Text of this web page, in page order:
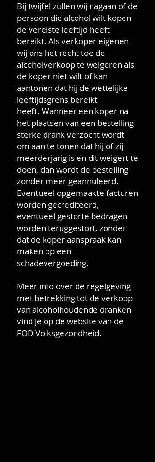
Bij twijfel zullen wij nagaan of de
persoon die alcohol wilt kopen
de vereiste leeftijd heeft
bereikt. Als verkoper eigenen
wij ons het recht toe de
alcoholverkoop te weigeren als
de koper niet wilt of kan
aantonen dat hij de wettelijke
leeftijdsgrens bereikt
heeft. Wanneer een koper na
het plaatsen van een bestelling
sterke drank verzocht wordt
om aan te tonen dat hij of zij
meerderjarig is en dit weigert te
doen, dan wordt de bestelling
zonder meer geannuleerd.
Eventueel opgemaakte facturen
worden gecrediteerd,
eventueel gestorte bedragen
worden teruggestort, zonder
dat de koper aanspraak kan
maken op een
schadevergoeding.
Meer info over de regelgeving
met betrekking tot de verkoop
van alcoholhoudende dranken
vind je op de website van de
FOD Volksgezondheid.